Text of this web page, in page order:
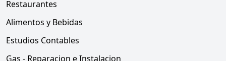
Restaurantes
Alimentos y Bebidas
Estudios Contables
Gas - Reparacion e Instalacion